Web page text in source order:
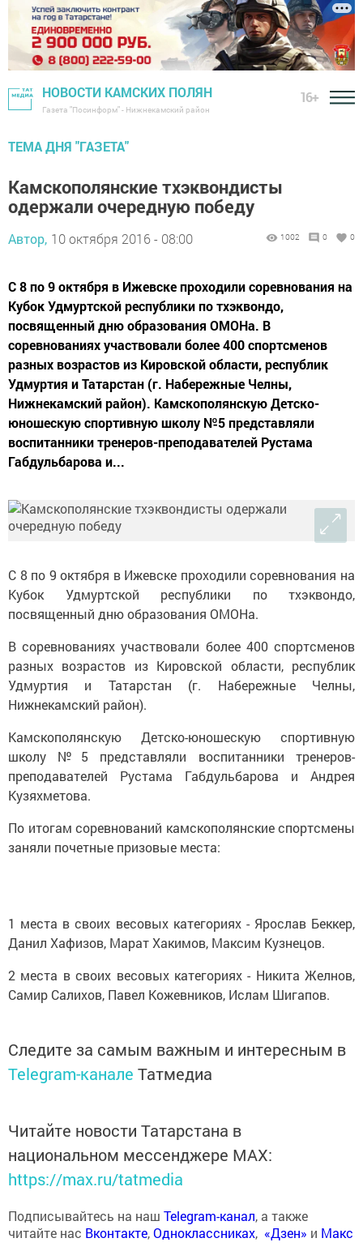
НОВОСТИ КАМСКИХ ПОЛЯН
Газета "Посинформ" - Нижнекамский район
16+
ТЕМА ДНЯ "ГАЗЕТА"
Камскополянские тхэквондисты
одержали очередную победу
Автор, 10 октября 2016 - 08:00 1002 0 0
С 8 по 9 октября в Ижевске проходили соревнования на
Кубок Удмуртской республики по тхэквондо,
посвященный дню образования ОМОНа. В
соревнованиях участвовали более 400 спортсменов
разных возрастов из Кировской области, республик
Удмуртия и Татарстан (г. Набережные Челны,
Нижнекамский район). Камскополянскую Детско-
юношескую спортивную школу №5 представляли
воспитанники тренеров-преподавателей Рустама
Габдульбарова и...
С 8 по 9 октября в Ижевске проходили соревнования на
Кубок Удмуртской республики по тхэквондо,
посвященный дню образования ОМОНа.
В соревнованиях участвовали более 400 спортсменов
разных возрастов из Кировской области, республик
Удмуртия и Татарстан (г. Набережные Челны,
Нижнекамский район).
Камскополянскую Детско-юношескую спортивную
школу №5 представляли воспитанники тренеров-
преподавателей Рустама Габдульбарова и Андрея
Кузяхметова.
По итогам соревнований камскополянские спортсмены
заняли почетные призовые места:
1 места в своих весовых категориях - Ярослав Беккер,
Данил Хафизов, Марат Хакимов, Максим Кузнецов.
2 места в своих весовых категориях - Никита Желнов,
Самир Салихов, Павел Кожевников, Ислам Шигапов.
Следите за самым важным и интересным в
Telegram-канале Татмедиа
Читайте новости Татарстана в
национальном мессенджере MАХ:
https://max.ru/tatmedia
Подписывайтесь на наш Telegram-канал, а также
читайте нас Вконтакте,Одноклассниках, «Дзен» и Макс